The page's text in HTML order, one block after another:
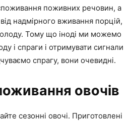
поживних речовин, а
надмірного вживання порцій,
Тому що іноді ми можемо
і спраги і отримувати сигнали
спрагу, вони очевидні.
овочів
сезонні овочі. Приготовлені